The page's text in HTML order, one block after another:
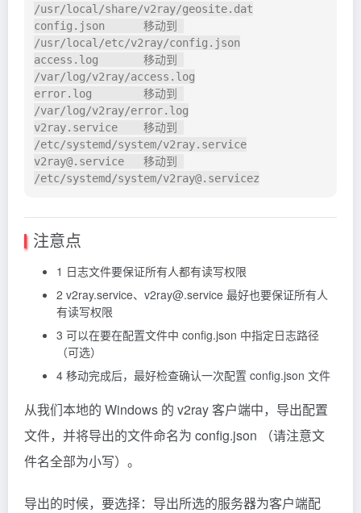
/usr/local/share/v2ray/geosite.dat
config.json      移动到
/usr/local/etc/v2ray/config.json
access.log       移动到
/var/log/v2ray/access.log
error.log        移动到
/var/log/v2ray/error.log
v2ray.service    移动到
/etc/systemd/system/v2ray.service
v2ray@.service   移动到
/etc/systemd/system/v2ray@.servicez
注意点
1 日志文件要保证所有人都有读写权限
2 v2ray.service、v2ray@.service 最好也要保证所有人
有读写权限
3 可以在要在配置文件中 config.json 中指定日志路径
（可选）
4 移动完成后，最好检查确认一次配置 config.json 文件
从我们本地的 Windows 的 v2ray 客户端中，导出配置
文件，并将导出的文件命名为 config.json （请注意文
件名全部为小写）。
导出的时候，要选择：导出所选的服务器为客户端配